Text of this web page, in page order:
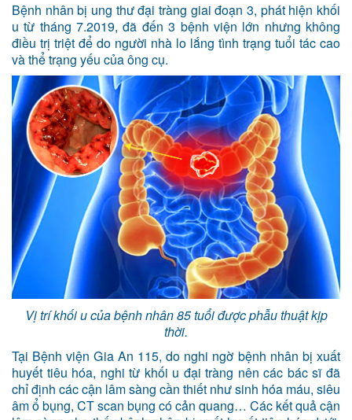
Bệnh nhân bị ung thư đại tràng giai đoạn 3, phát hiện khối
u từ tháng 7.2019, đã đến 3 bệnh viện lớn nhưng không
điều trị triệt để do người nhà lo lắng tình trạng tuổi tác cao
và thể trạng yếu của ông cụ.
Vị trí khối u của bệnh nhân 85 tuổi được phẫu thuật kịp
thời.
Tại Bệnh viện Gia An 115, do nghi ngờ bệnh nhân bị xuất
huyết tiêu hóa, nghi từ khối u đại tràng nên các bác sĩ đã
chỉ định các cận lâm sàng cần thiết như sinh hóa máu, siêu
âm ổ bụng, CT scan bụng có cản quang… Các kết quả cận